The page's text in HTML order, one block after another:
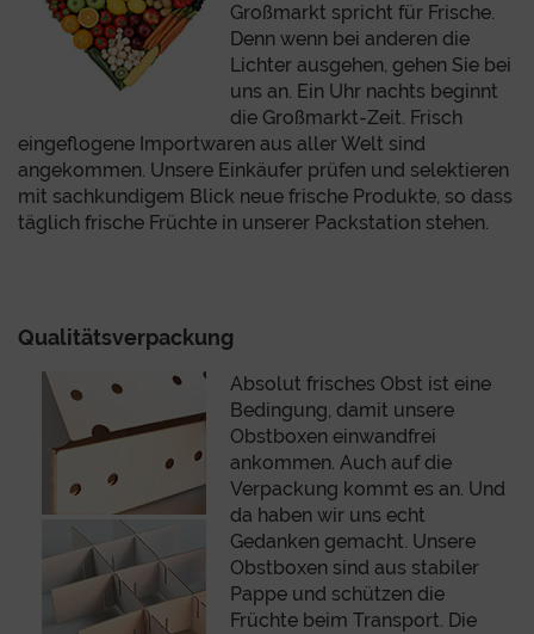
Großmarkt spricht für Frische.
Denn wenn bei anderen die
Lichter ausgehen, gehen Sie bei
uns an. Ein Uhr nachts beginnt
die Großmarkt-Zeit. Frisch
eingeflogene Importwaren aus aller Welt sind
angekommen. Unsere Einkäufer prüfen und selektieren
mit sachkundigem Blick neue frische Produkte, so dass
täglich frische Früchte in unserer Packstation stehen.
Qualitätsverpackung
Absolut frisches Obst ist eine
Bedingung, damit unsere
Obstboxen einwandfrei
ankommen. Auch auf die
Verpackung kommt es an. Und
da haben wir uns echt
Gedanken gemacht. Unsere
Obstboxen sind aus stabiler
Pappe und schützen die
Früchte beim Transport. Die